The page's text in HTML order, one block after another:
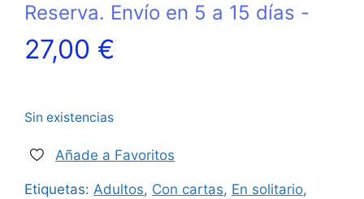
Reserva. Envío en 5 a 15 días -
27,00 €
Sin existencias
Añade a Favoritos
Etiquetas: Adultos, Con cartas, En solitario,